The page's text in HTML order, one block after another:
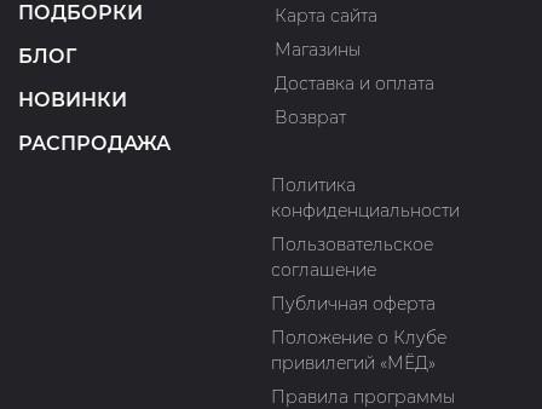
ПОДБОРКИ
БЛОГ
НОВИНКИ
РАСПРОДАЖА
Карта сайта
Магазины
Доставка и оплата
Возврат
Политика
конфиденциальности
Пользовательское
соглашение
Публичная оферта
Положение о Клубе
привилегий «МЁД»
Правила программы